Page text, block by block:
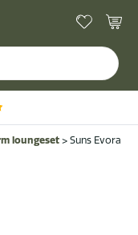
loungeset > Suns Evora